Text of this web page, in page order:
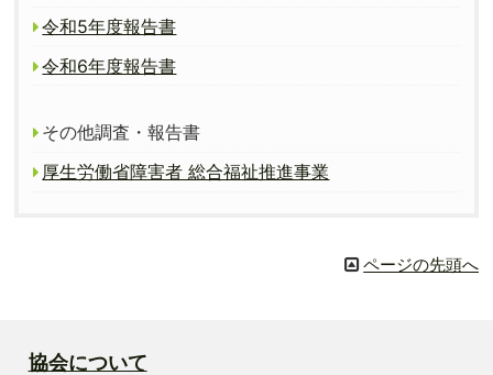
令和5年度報告書
令和6年度報告書
その他調査・報告書
厚生労働省障害者 総合福祉推進事業
ページの先頭へ
協会について